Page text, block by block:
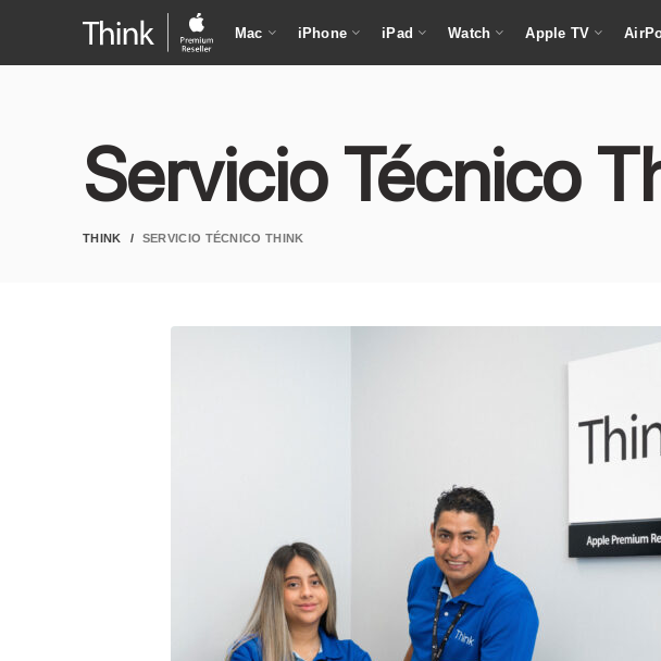
Mac iPhone iPad Watch Apple TV
Servicio Técnico
THINK SERVICIO TÉCNICO THINK